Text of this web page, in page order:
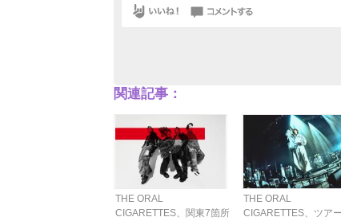
関連記事：
THE ORAL
CIGARETTES、関東7箇所
THE ORAL
CIGARETTES、ツア